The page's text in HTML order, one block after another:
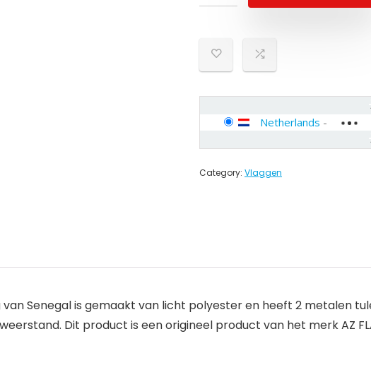
Netherlands -
Category: Vlaggen
van Senegal is gemaakt van licht polyester en heeft 2 metalen
Dit product is een origineel product van het merk AZ